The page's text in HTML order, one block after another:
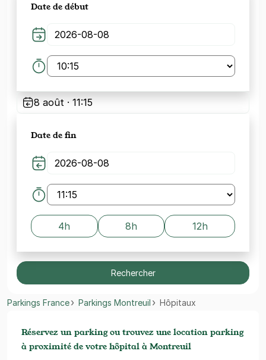
Date de début
8 août · 11:15
Date de fin
4h 8h 12h
Rechercher
Parkings France Parkings Montreuil Hôpitaux
Réservez un parking ou trouvez une location parking
à proximité de votre hôpital à Montreuil